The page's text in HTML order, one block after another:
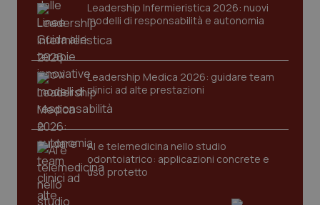
Leadership Infermieristica 2026: nuovi
modelli di responsabilità e autonomia
Leadership Medica 2026: guidare team
clinici ad alte prestazioni
AI e telemedicina nello studio
odontoiatrico: applicazioni concrete e
uso protetto
CookieScriptConsent
CookieScript
www.quotidianosanita.it